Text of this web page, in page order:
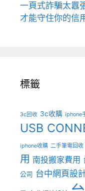
一頁式詐騙太囂
才能守住你的信
標籤
3c回收 3c收購 iphone
USB
iphone收購 二手筆電回收
用 南投搬家費用
公司 台中網頁設